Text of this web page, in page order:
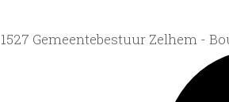
1527 Gemeentebestuur Zelhem -